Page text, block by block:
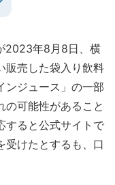
2023年8月8日、横
販売した袋入り飲料
ンジュース」の一部
の可能性があること
すると公式サイトで
受けたとするも、口